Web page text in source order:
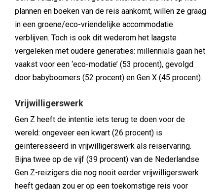
plannen en boeken van de reis aankomt, willen ze graag
in een groene/eco-vriendelijke accommodatie
verblijven. Toch is ook dit wederom het laagste
vergeleken met oudere generaties: millennials gaan het
vaakst voor een ‘eco-modatie’ (53 procent), gevolgd
door babyboomers (52 procent) en Gen X (45 procent).
Vrijwilligerswerk
Gen Z heeft de intentie iets terug te doen voor de
wereld: ongeveer een kwart (26 procent) is
geïnteresseerd in vrijwilligerswerk als reiservaring.
Bijna twee op de vijf (39 procent) van de Nederlandse
Gen Z-reizigers die nog nooit eerder vrijwilligerswerk
heeft gedaan zou er op een toekomstige reis voor